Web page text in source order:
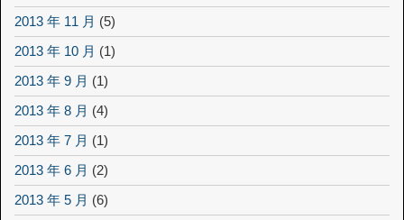
2013 年 11 月 (5)
2013 年 10 月 (1)
2013 年 9 月 (1)
2013 年 8 月 (4)
2013 年 7 月 (1)
2013 年 6 月 (2)
2013 年 5 月 (6)